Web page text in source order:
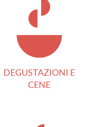
DEGUSTAZIONI E
CENE